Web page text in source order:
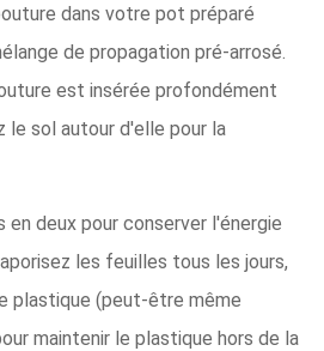
dans votre pot préparé
de propagation pré-arrosé.
est insérée profondément
le sol autour d'elle pour la
en deux pour conserver l'énergie
les feuilles tous les jours,
plastique (peut-être même
maintenir le plastique hors de la